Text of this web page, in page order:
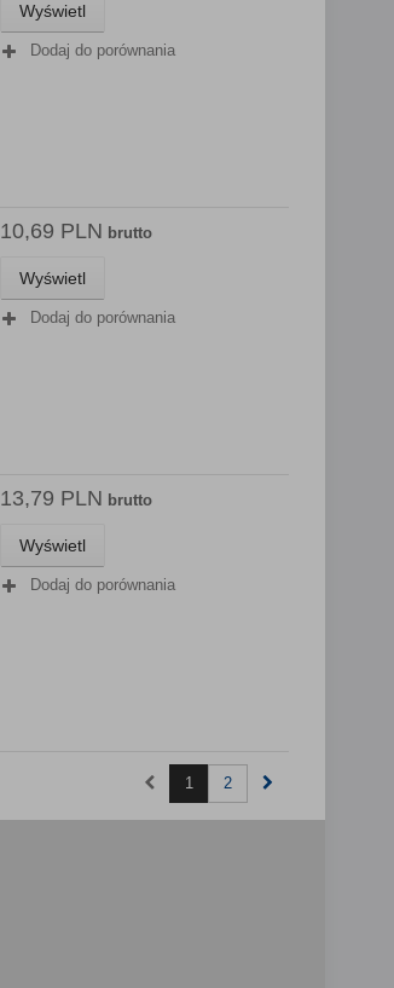
Wyświetl
Dodaj do porównania
10,69 PLN brutto
Wyświetl
Dodaj do porównania
13,79 PLN brutto
Wyświetl
Dodaj do porównania
1 2